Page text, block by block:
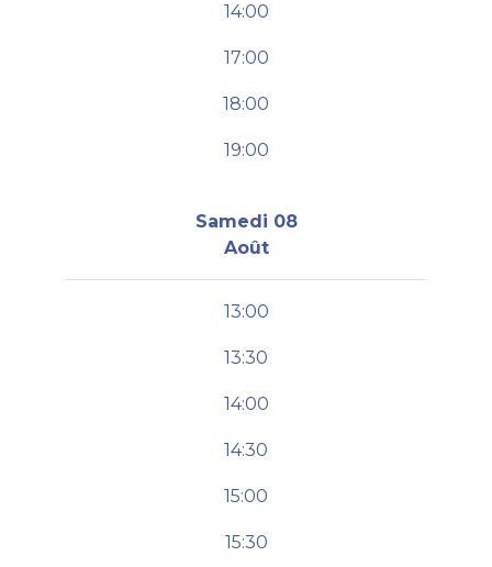
14:00
17:00
18:00
19:00
Samedi 08
Août
13:00
13:30
14:00
14:30
15:00
15:30